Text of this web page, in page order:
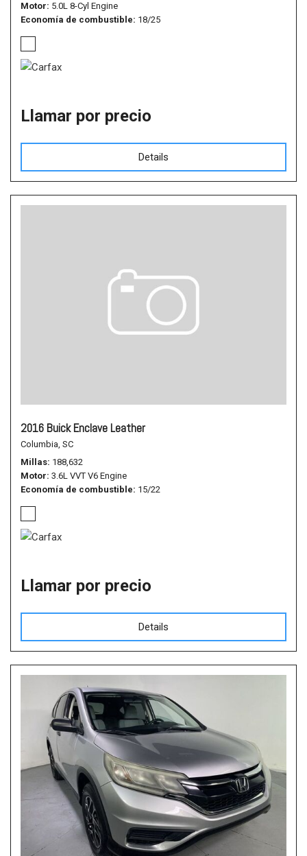
Motor 5.0L 8-Cyl Engine
Economía de combustible 18/25
Llamar por precio
Details
2016 Buick Enclave Leather
Columbia, SC
Millas 188,632
Motor 3.6L VVT V6 Engine
Economía de combustible 15/22
Llamar por precio
Details